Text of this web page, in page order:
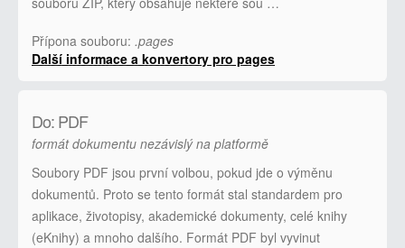
Přípona souboru: .pages
Další informace a konvertory pro pages
Do: PDF
formát dokumentu nezávislý na platformě
Soubory PDF jsou první volbou, pokud jde o výměnu
dokumentů. Proto se tento formát stal standardem pro
aplikace, životopisy, akademické dokumenty, celé knihy
(eKnihy) a mnoho dalšího. Formát PDF byl vyvinut